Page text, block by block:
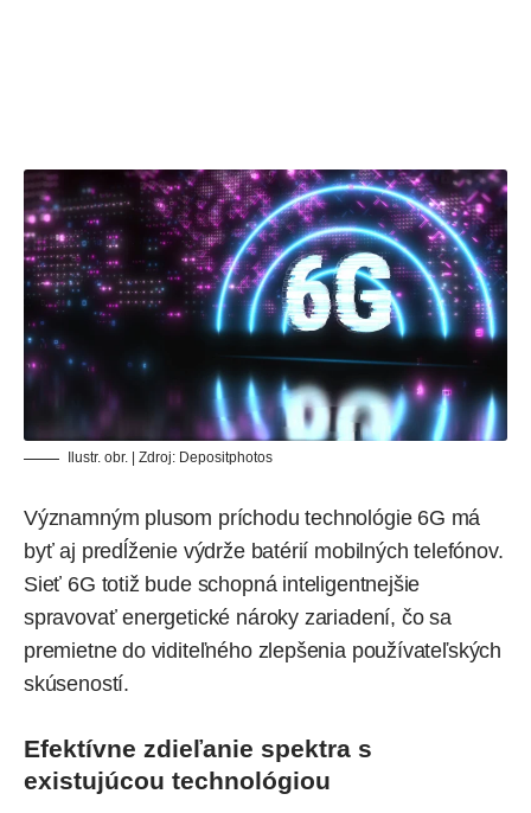
Ilustr. obr. | Zdroj: Depositphotos
Významným plusom príchodu technológie 6G má
byť aj predĺženie výdrže batérií mobilných telefónov.
Sieť 6G totiž bude schopná inteligentnejšie
spravovať energetické nároky zariadení, čo sa
premietne do viditeľného zlepšenia používateľských
skúseností.
Efektívne zdieľanie spektra s
existujúcou technológiou